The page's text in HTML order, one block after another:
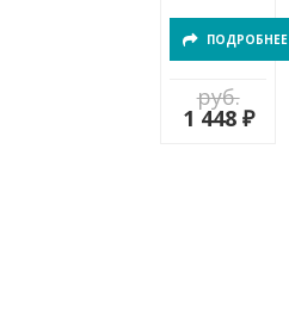
ПОДРОБНЕЕ
руб.
1 448 ₽